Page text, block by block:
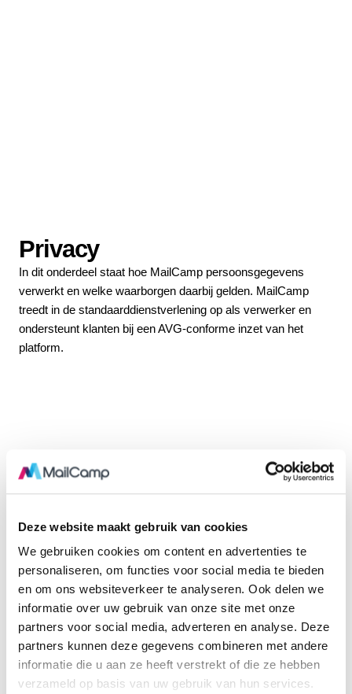
Deze website maakt gebruik van cookies
We gebruiken cookies om content en advertenties te
personaliseren, om functies voor social media te bieden
en om ons websiteverkeer te analyseren. Ook delen we
informatie over uw gebruik van onze site met onze
partners voor social media, adverteren en analyse. Deze
partners kunnen deze gegevens combineren met andere
informatie die u aan ze heeft verstrekt of die ze hebben
verzameld op basis van uw gebruik van hun services.
Privacy
In dit onderdeel staat hoe MailCamp persoonsgegevens
verwerkt en welke waarborgen daarbij gelden. MailCamp
treedt in de standaarddienstverlening op als verwerker en
ondersteunt klanten bij een AVG-conforme inzet van het
platform.